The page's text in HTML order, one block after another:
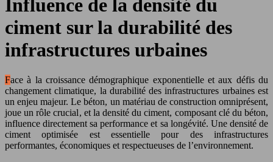
Influence de la densité du
ciment sur la durabilité des
infrastructures urbaines
Face à la croissance démographique exponentielle et aux défis du
changement climatique, la durabilité des infrastructures urbaines est
un enjeu majeur. Le béton, un matériau de construction omniprésent,
joue un rôle crucial, et la densité du ciment, composant clé du béton,
influence directement sa performance et sa longévité. Une densité de
ciment optimisée est essentielle pour des infrastructures
performantes, économiques et respectueuses de l’environnement.